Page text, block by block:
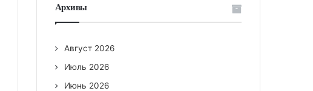
Архивы
Август 2026
Июль 2026
Июнь 2026